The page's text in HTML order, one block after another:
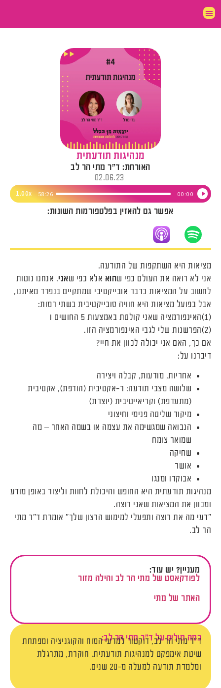
מנהיגות תודעתית
האורחת: ד"ר מתי הר לב
02.06.23
נגן
00:00
58:26
1.00x
אפשר גם להאזין בפלטפורמות השונות:
מציאות היא השתקפות של התודעה.
אני לא רואה את העולם כפי שהוא אלא כפי שאני. אנחנו נוטות
לחשוב על המציאות כדבר אובייקטיבי שמתקיים בנפרד מאיתנו,
אבל בפועל מציאות היא חוויה סובייקטיבית בשתי רמות:
(1)האינפורמציה שאני קולטת באמצעות 5 החושים ו
(2)הפרשנות שלי לגבי האינפורמציה הזו.
אם כך, האם אני יכולה לכוון את חיי?
דיברנו על:
אחריות, מודעות, קבלה ויצירה
שלושה מצבי תודעה: ר-אקטיבית (הודפת), אקטיבית
(מתעדפת) וקריאייטיבית (יוצרת)
מיקוד שליטה פנימי וחיצוני
הנבואה שמגשימה את עצמה או בשמה האחר – מה
שמואר צומח
שחיקה
אושר
אבוקדו ומנגו
מנהיגות תודעתית היא החופש והיכולת לחוות וליצור באופן מודע
ומכוון את המציאות שאני רוצה.
"דעי מה את רוצה ותפעלי למימוש הרצון שלך" אומרת ד"ר מתי
הר לב.
מעניין? יש עוד:
לפודקאסט של מתי הר לב והילה מזור
האתר של מתי
כמה מילים על ד"ר מתי הר לב:
ד"ר מתי הר לב, דוקטור למדעי המוח והקוגניציה ומפתחת
שיטת אימפקט למנהיגות תודעתית. חוקרת, מתרגלת
ומלמדת תודעה למעלה מ-20 שנים.